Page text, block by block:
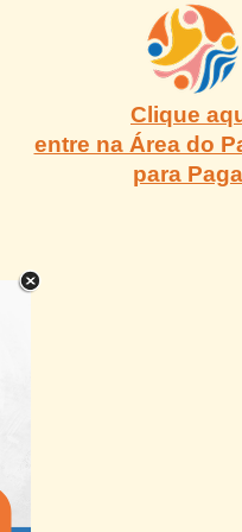
Clique
entre na Área do
para